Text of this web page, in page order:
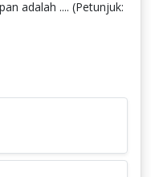
adalah .... (Petunjuk: